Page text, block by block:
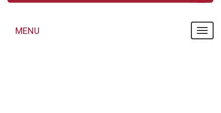
MENU
MENU